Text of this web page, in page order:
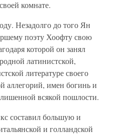
комнате.
Незадолго до того Ян
поэту Хоофту свою
которой он занял
латинистской,
литературе своего
аллегорий, имен богинь и
всякой пошлости.
составил большую и
и голландской